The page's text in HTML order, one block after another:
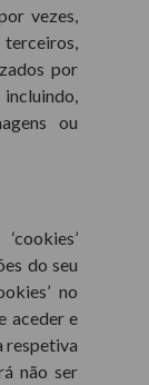
vezes,
por
ou
do seu
no
aceder e
respetiva
não ser